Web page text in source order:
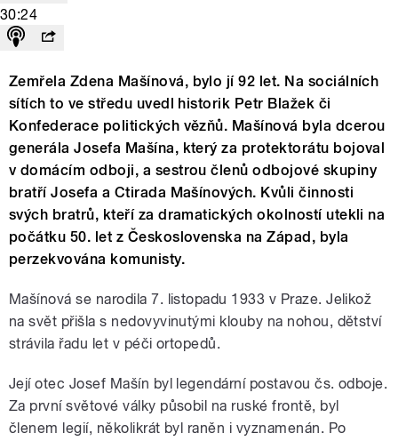
30:24
Zemřela Zdena Mašínová, bylo jí 92 let. Na sociálních
sítích to ve středu uvedl historik Petr Blažek či
Konfederace politických vězňů. Mašínová byla dcerou
generála Josefa Mašína, který za protektorátu bojoval
v domácím odboji, a sestrou členů odbojové skupiny
bratří Josefa a Ctirada Mašínových. Kvůli činnosti
svých bratrů, kteří za dramatických okolností utekli na
počátku 50. let z Československa na Západ, byla
perzekvována komunisty.
Mašínová se narodila 7. listopadu 1933 v Praze. Jelikož
na svět přišla s nedovyvinutými klouby na nohou, dětství
strávila řadu let v péči ortopedů.
Její otec Josef Mašín byl legendární postavou čs. odboje.
Za první světové války působil na ruské frontě, byl
členem legií, několikrát byl raněn i vyznamenán. Po